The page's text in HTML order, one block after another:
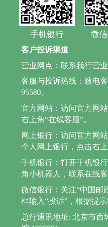
手机银行 微
客户投诉渠道
营业网点：联系我行营业
客服与投诉热线：致电
95580。
官方网站：访问官方网
右上角“在线客服”。
网上银行：访问官方网
个人网上银行，点击右上
手机银行：打开手机银
角小机器人，联系在线客
微信银行：关注“中国邮
框输入“投诉”，根据提示
总行通讯地址: 北京市西